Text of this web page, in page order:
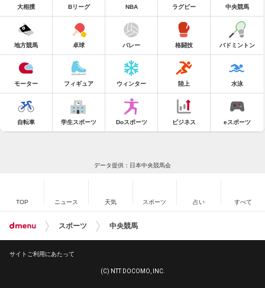
大相撲 Bリーグ NBA ラグビー 中央競馬
地方競馬 卓球 バレー 格闘技 バドミントン
モーター フィギュア ウィンター 陸上 水泳
自転車 学生スポーツ Doスポーツ ビジネス eスポーツ
データ提供：日本中央競馬会
TOP ニュース 天気 スポーツ 占い すべて
スポーツ 中央競馬
サイトご利用にあたって
(C) NTT DOCOMO, INC.